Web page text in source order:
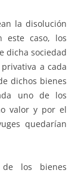
la disolución
este caso, los
dicha sociedad
a cada
dichos bienes
uno de los
valor y por el
quedarían
de los bienes